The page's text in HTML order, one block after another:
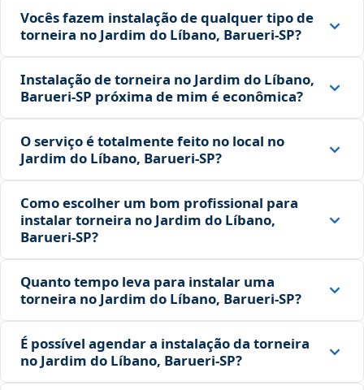
Vocês fazem instalação de qualquer tipo de
torneira no Jardim do Líbano, Barueri‑SP?
Instalação de torneira no Jardim do Líbano,
Barueri‑SP próxima de mim é econômica?
O serviço é totalmente feito no local no
Jardim do Líbano, Barueri‑SP?
Como escolher um bom profissional para
instalar torneira no Jardim do Líbano,
Barueri‑SP?
Quanto tempo leva para instalar uma
torneira no Jardim do Líbano, Barueri‑SP?
É possível agendar a instalação da torneira
no Jardim do Líbano, Barueri‑SP?